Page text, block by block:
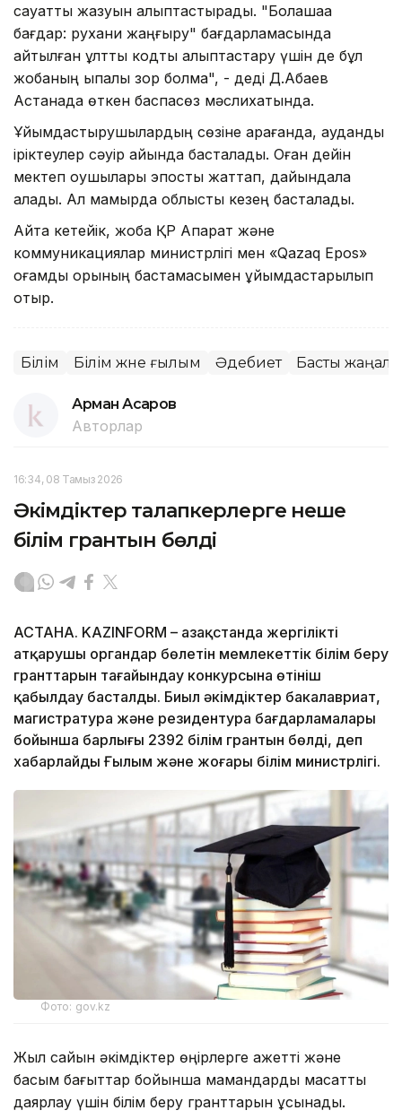
сауатты жазуын қалыптастырады. "Болашаққа
бағдар: руxани жаңғыру" бағдарламасында
айтылған ұлттық кодты қалыптастару үшін де бұл
жобаның ықпалы зор болмақ", - деді Д.Абаев
Астанада өткен баспасөз мәслиxатында.
Ұйымдастырушылардың сөзіне қарағанда, аудандық
іріктеулер сәуір айында басталады. Оған дейін
мектеп оқушылары эпосты жаттап, дайындала
алады. Ал мамырда облыстық кезең басталады.
Айта кетейік, жоба ҚР Ақпарат және
коммуникациялар министрлігі мен «Qazaq Epos»
қоғамдық қорының бастамасымен ұйымдастарылып
отыр.
Білім Білім және ғылым Әдебиет Басты
Арман Асқаров
Авторлар
16:34, 08 Тамыз 2026
Әкімдіктер талапкерлерге неше
білім грантын бөлді
АСТАНА. KAZINFORM – Қазақстанда жергілікті
атқарушы органдар бөлетін мемлекеттік білім беру
гранттарын тағайындау конкурсына өтініш
қабылдау басталды. Биыл әкімдіктер бакалавриат,
магистратура және резидентура бағдарламалары
бойынша барлығы 2392 білім грантын бөлді, деп
хабарлайды Ғылым және жоғары білім министрлігі.
Фото: gov.kz
Жыл сайын әкімдіктер өңірлерге қажетті және
басым бағыттар бойынша мамандарды мақсатты
даярлау үшін білім беру гранттарын ұсынады.